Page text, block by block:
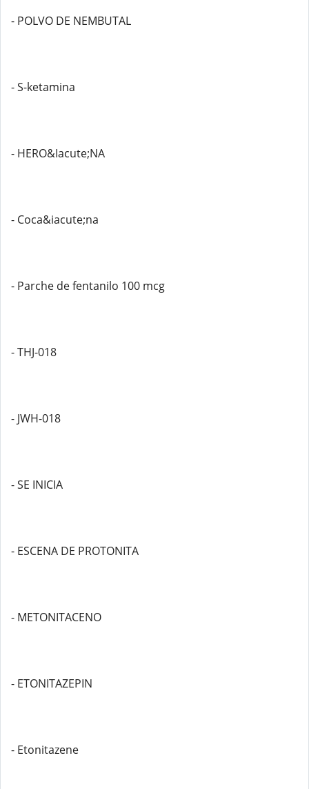
- POLVO DE NEMBUTAL
- S-ketamina
- HERO&Iacute;NA
- Coca&iacute;na
- Parche de fentanilo 100 mcg
- THJ-018
- JWH-018
- SE INICIA
- ESCENA DE PROTONITA
- METONITACENO
- ETONITAZEPIN
- Etonitazene